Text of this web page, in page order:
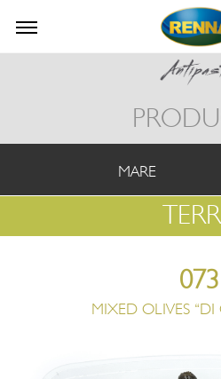
MARE
073
MIXED OLIVES “DI